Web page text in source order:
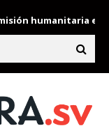
humanitaria